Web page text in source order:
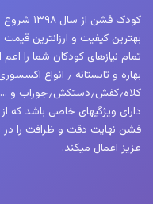
کودک
بهترین کیفیت و ارزانترین
بهاره و تابستانه ٫
دارای ویژگیهای خاصی باشد
فشن نهایت دقت و ظرافت را در
عزیز اعمال میکند.